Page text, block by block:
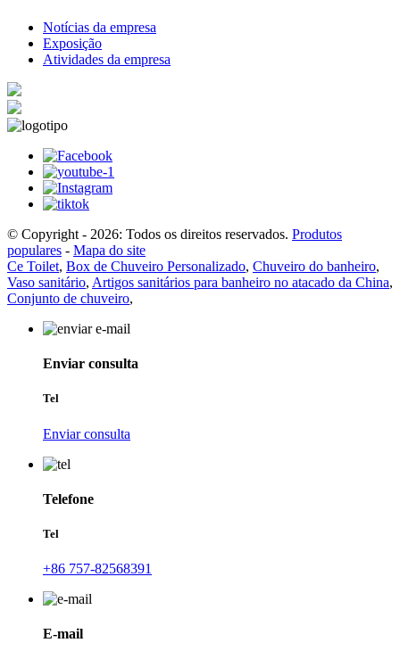
Notícias da empresa
Exposição
Atividades da empresa
© Copyright - 2026: Todos os direitos reservados. Produtos
populares - Mapa do site
Ce Toilet, Box de Chuveiro Personalizado, Chuveiro do banheiro,
Vaso sanitário, Artigos sanitários para banheiro no atacado da China,
Conjunto de chuveiro,
Enviar consulta
Tel
Enviar consulta
Telefone
Tel
+86 757-82568391
E-mail